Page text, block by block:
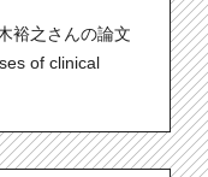
裕之さんの論文
of clinical